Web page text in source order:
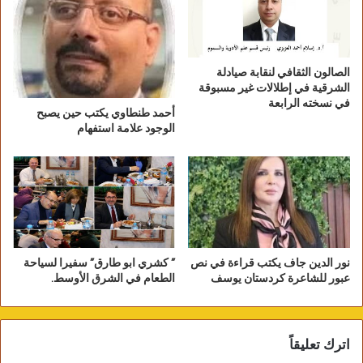
*اليوم الثاني: ورقة نقاشية و قراءات قصصية
في اليوم الثاني، قدم الكاتب سامر المعاني ورقة
نقاشية حول تطور القصة القصيرة جدًا في الأردن،
وقد أدار الجلسة الكاتبة سحر مغايرة .
بعد ذلك، شاركت مجموعة من الكاتبات المبدعات
في قراءات قصصية، وهن الكاتبة نسيبة علاونة،
الكاتبة روند الكفارنة، الكاتبة أريج صافي، والكاتبة
مي صالح في المواضيع التأملية والوجدانية
والإنسانية والوطنية
الصالون الثقافي لنقابة صيادلة
الشرقية في إطلالات غير مسبوقة
في نسخته الرابعة
أحمد طنطاوي يكتب حين يصبح
الوجود علامة استفهام
نور الدين جاف يكتب قراءة في نص
عبور للشاعرة كردستان يوسف
” كشري ابو طارق” سفيرا لسياحة
الطعام في الشرق الأوسط.
اترك تعليقاً